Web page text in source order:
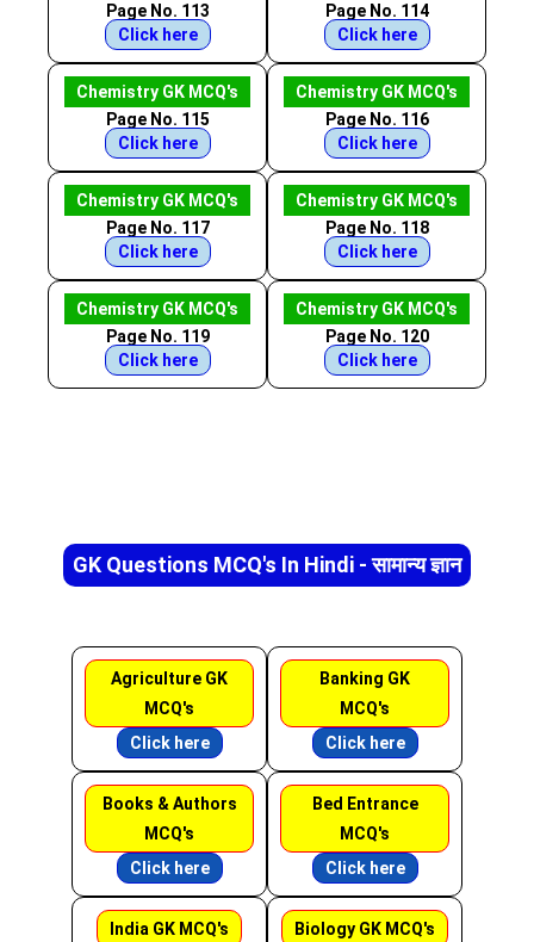
Page No. 113
Click here
Page No. 114
Click here
Chemistry GK MCQ's
Page No. 115
Click here
Chemistry GK MCQ's
Page No. 116
Click here
Chemistry GK MCQ's
Page No. 117
Click here
Chemistry GK MCQ's
Page No. 118
Click here
Chemistry GK MCQ's
Page No. 119
Click here
Chemistry GK MCQ's
Page No. 120
Click here
GK Questions MCQ's In Hindi - सामान्य ज्ञान
Agriculture GK
MCQ's
Click here
Banking GK
MCQ's
Click here
Books & Authors
MCQ's
Click here
Bed Entrance
MCQ's
Click here
India GK MCQ's Biology GK MCQ's